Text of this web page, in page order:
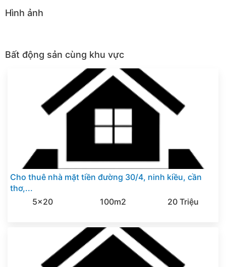
Hình ảnh
Bất động sản cùng khu vực
Cho thuê nhà mặt tiền đường 30/4, ninh kiều, cần
thơ,...
5x20
100m2 20 Triệu